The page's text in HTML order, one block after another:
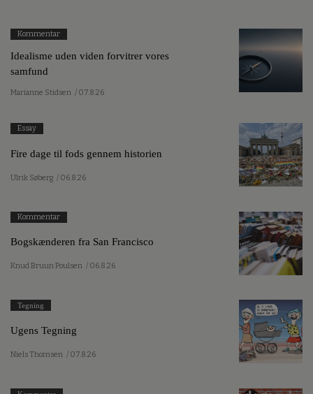
Kommentar
Idealisme uden viden forvitrer vores
samfund
Marianne Stidsen / 07.8.26
Essay
Fire dage til fods gennem historien
Ulrik Søberg / 06.8.26
Kommentar
Bogskænderen fra San Francisco
Knud Bruun Poulsen / 06.8.26
Tegning
Ugens Tegning
Niels Thomsen / 07.8.26